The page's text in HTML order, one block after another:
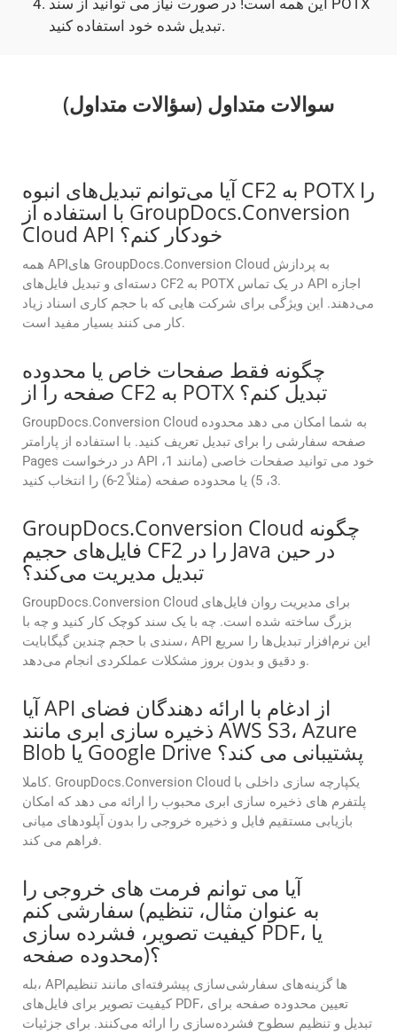
این همه است! در صورت نیاز می توانید از سند POTX
تبدیل شده خود استفاده کنید.
سوالات متداول (سؤالات متداول)
آیا می‌توانم تبدیل‌های انبوه CF2 به POTX را
با استفاده از GroupDocs.Conversion
Cloud API خودکار کنم؟
همه APIهای GroupDocs.Conversion Cloud به پردازش
دسته‌ای و تبدیل فایل‌های CF2 به POTX در یک تماس API اجازه
می‌دهند. این ویژگی برای شرکت هایی که با حجم کاری اسناد زیاد
کار می کنند بسیار مفید است.
چگونه فقط صفحات خاص یا محدوده
صفحه را از CF2 به POTX تبدیل کنم؟
GroupDocs.Conversion Cloud به شما امکان می دهد محدوده
صفحه سفارشی را برای تبدیل تعریف کنید. با استفاده از پارامتر
Pages در درخواست API خود می توانید صفحات خاصی (مانند 1،
3، 5) یا محدوده صفحه (مثلاً 2-6) را انتخاب کنید.
GroupDocs.Conversion Cloud چگونه
فایل‌های حجیم CF2 را در Java در حین
تبدیل مدیریت می‌کند؟
GroupDocs.Conversion Cloud برای مدیریت روان فایل‌های
بزرگ ساخته شده است. چه با یک سند کوچک کار کنید و چه با
سندی با حجم چندین گیگابایت، API این نرم‌افزار تبدیل‌ها را سریع
و دقیق و بدون بروز مشکلات عملکردی انجام می‌دهد.
آیا API از ادغام با ارائه دهندگان فضای
ذخیره سازی ابری مانند AWS S3، Azure
Blob یا Google Drive پشتیبانی می کند؟
کاملا. GroupDocs.Conversion Cloud یکپارچه سازی داخلی با
پلتفرم های ذخیره سازی ابری محبوب را ارائه می دهد که امکان
بازیابی مستقیم فایل و ذخیره خروجی را بدون آپلودهای میانی
فراهم می کند.
آیا می توانم فرمت های خروجی را
سفارشی کنم (به عنوان مثال، تنظیم
کیفیت تصویر، فشرده سازی PDF، یا
محدوده صفحه)؟
بله، APIها گزینه‌های سفارشی‌سازی پیشرفته‌ای مانند تنظیم
کیفیت تصویر برای فایل‌های PDF، تعیین محدوده صفحه برای
تبدیل و تنظیم سطوح فشرده‌سازی را ارائه می‌کنند. برای جزئیات